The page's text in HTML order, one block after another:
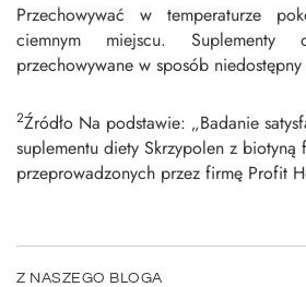
Przechowywać w temperaturze
ciemnym miejscu.
przechowywane w sposób
2Źródło Na podstawie: „Badanie
suplementu diety Skrzypolen z biotyną
przeprowadzonych przez firmę Profit
Z NASZEGO BLOGA